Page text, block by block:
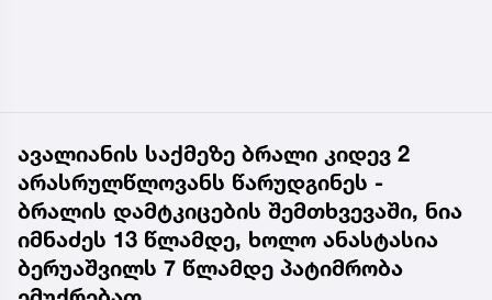
ავალიანის საქმეზე ბრალი კიდევ 2
არასრულწლოვანს წარუდგინეს -
ბრალის დამტკიცების შემთხვევაში, ნია
იმნაძეს 13 წლამდე, ხოლო ანასტასია
ბერუაშვილს 7 წლამდე პატიმრობა